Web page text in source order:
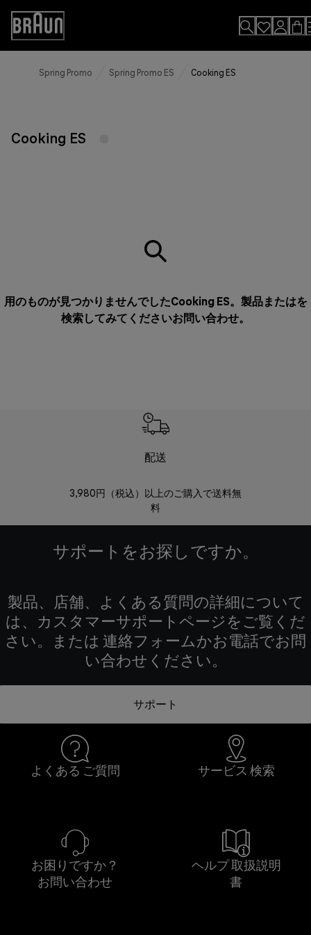
Skip
Content
Accessibility
Statement
Spring Promo Spring Promo ES Cooking ES
Cooking ES
用のものが見つかりませんでしたCooking ES。製品またはを
検索してみてくださいお問い合わせ。
配送
3,980円（税込）以上のご購入で送料無
料
サポートをお探しですか。
製品、店舗、よくある質問の詳細について
は、カスタマーサポートページをご覧くだ
さい。または 連絡フォームかお電話でお問
い合わせください。
サポート
よくある ご質問 サービス 検索
お困りですか？
お問い合わせ
ヘルプ 取扱説明
書